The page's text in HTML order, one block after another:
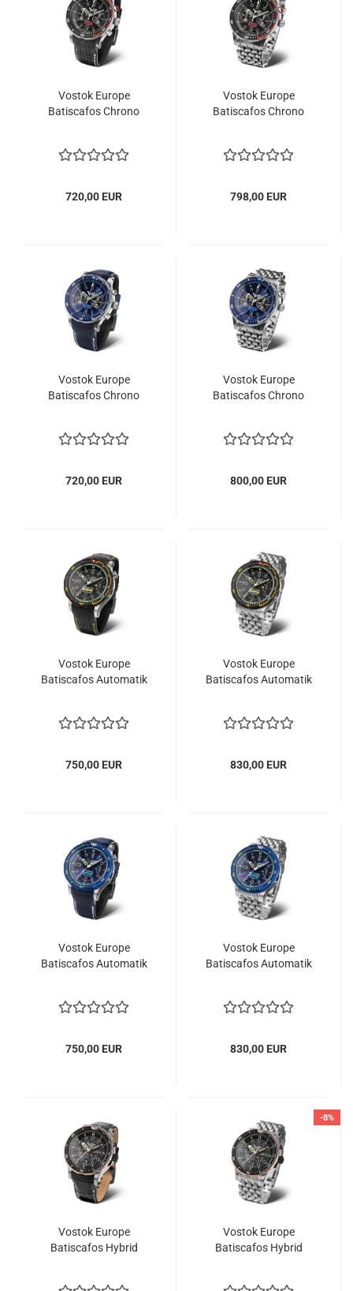
Vostok Europe
Batiscafos Chrono
720,00 EUR
Vostok Europe
Batiscafos Chrono
798,00 EUR
Vostok Europe
Batiscafos Chrono
720,00 EUR
Vostok Europe
Batiscafos Chrono
800,00 EUR
Vostok Europe
Batiscafos Automatik
750,00 EUR
Vostok Europe
Batiscafos Automatik
830,00 EUR
Vostok Europe
Batiscafos Automatik
750,00 EUR
Vostok Europe
Batiscafos Automatik
830,00 EUR
Vostok Europe
Batiscafos Hybrid
-8%
Vostok Europe
Batiscafos Hybrid